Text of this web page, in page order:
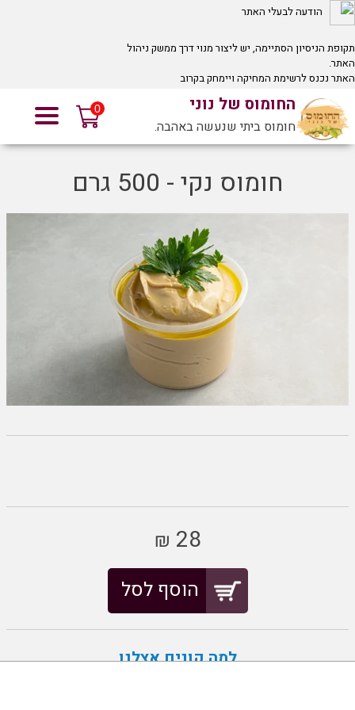
הודעה לבעלי האתר
תקופת הניסיון הסתיימה, יש ליצור מנוי דרך ממשק ניהול
האתר.
האתר נכנס לרשימת המחיקה ויימחק בקרוב
החומוס של נוני
חומוס ביתי שנעשה באהבה.
0
חומוס נקי - 500 גרם
28
₪
הוסף לסל
למה קונים אצלנו